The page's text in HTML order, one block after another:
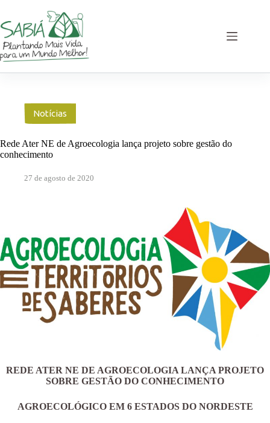
o
conteúdo
Notícias
Rede Ater NE de Agroecologia lança projeto sobre gestão do
conhecimento
27 de agosto de 2020
REDE ATER NE DE AGROECOLOGIA LANÇA PROJETO
SOBRE GESTÃO DO CONHECIMENTO
AGROECOLÓGICO EM 6 ESTADOS DO NORDESTE